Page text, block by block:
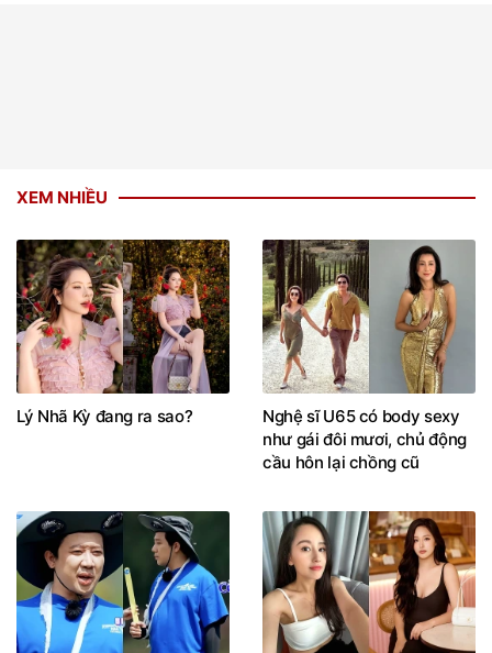
XEM NHIỀU
Lý Nhã Kỳ đang ra sao?
Nghệ sĩ U65 có body sexy
như gái đôi mươi, chủ động
cầu hôn lại chồng cũ